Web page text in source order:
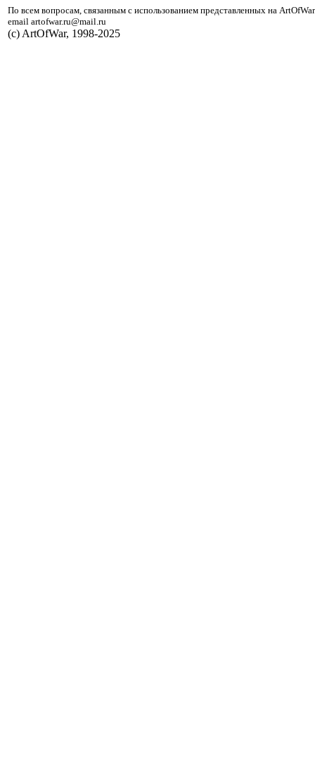
По всем вопросам, связанным с использованием представленных на
email artofwar.ru@mail.ru
(с) ArtOfWar, 1998-2025